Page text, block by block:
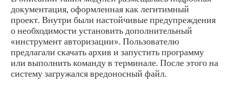
документация, оформленная как легитимный
проект. Внутри были настойчивые предупреждения
о необходимости установить дополнительный
«инструмент авторизации». Пользователю
предлагали скачать архив и запустить программу
или выполнить команду в терминале. После этого на
систему загружался вредоносный файл.